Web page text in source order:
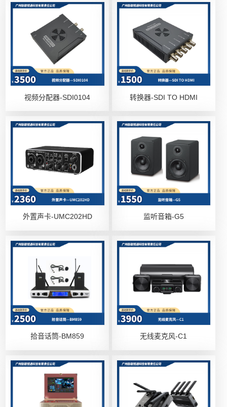
视频分配器-SDI0104 转换器-SDI TO HDMI
外置声卡-UMC202HD 监听音箱-G5
拾音话筒-BM859 无线麦克风-C1